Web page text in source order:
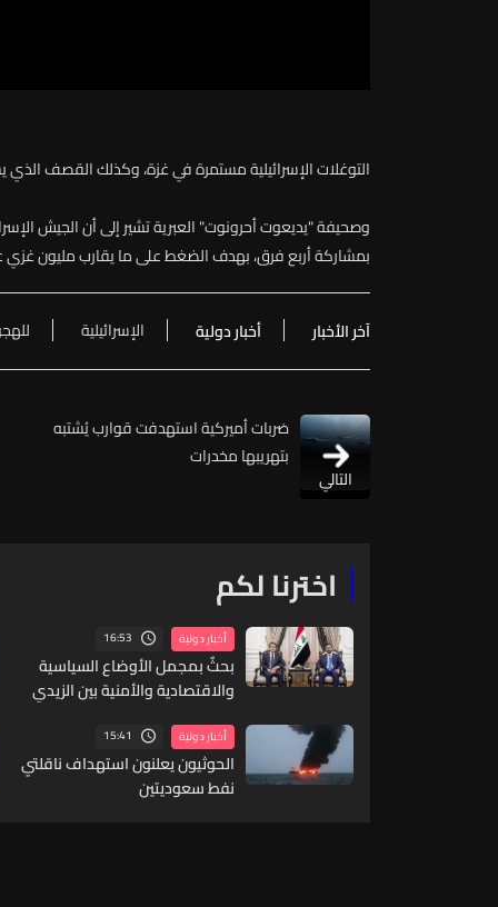
التوغلات الإسرائيلية مستمرة في غزة، وكذلك القصف
وصحيفة"يديعوتأحرونوت"العبريةتشيرإلىأنالجيش
بمشاركةأربعفرق،بهدفالضغطعلىمايقاربمليونغزي
آخر الأخبار أخبار دولية الإسرائيلية
التالي
ضربات أميركية استهدفت قوارب يُشتبه
بتهريبها مخدرات
اخترنا لكم
أخبار دولية 16:53
بحثٌ بمجمل الأوضاع السياسية
والاقتصادية والأمنية بين الزيدي
أخبار دولية 15:41
الحوثيون يعلنون استهداف ناقلتي
نفط سعوديتين